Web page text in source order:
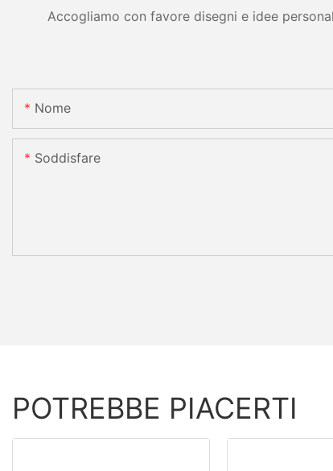
Accogliamo con favore disegni e idee
Nome
Soddisfare
POTREBBE PIACERTI